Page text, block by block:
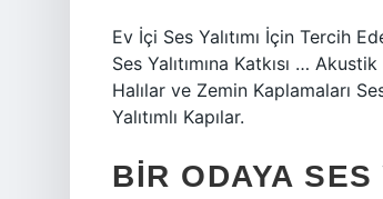
Ev İçi Ses Yalıtımı İçin Tercih
Ses Yalıtımına Katkısı …
Halılar ve Zemin Kaplamaları
Yalıtımlı Kapılar.
BIR ODAYA